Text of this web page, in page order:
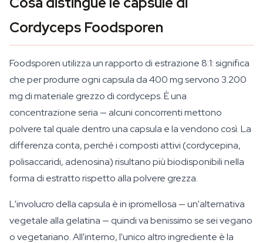
Cordyceps Foodsporen
Foodsporen utilizza un rapporto di estrazione 8:1: significa
che per produrre ogni capsula da 400 mg servono 3.200
mg di materiale grezzo di cordyceps. È una
concentrazione seria — alcuni concorrenti mettono
polvere tal quale dentro una capsula e la vendono così. La
differenza conta, perché i composti attivi (cordycepina,
polisaccaridi, adenosina) risultano più biodisponibili nella
forma di estratto rispetto alla polvere grezza.
L'involucro della capsula è in ipromellosa — un'alternativa
vegetale alla gelatina — quindi va benissimo se sei vegano
o vegetariano. All'interno, l'unico altro ingrediente è la